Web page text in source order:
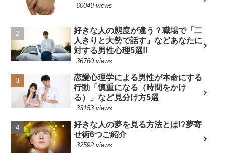
60049 views
好きな人の態度が違う？職場で「二
人きりと大勢で話す」などあなたに
対する男性心理5選!!
36760 views
恋愛心理学による男性が本命にする
行動「慎重になる（時間をかけ
る）」など見分け方5選
33153 views
好きな人の夢を見る方法とは!?夢寄
せ術6つご紹介
32592 views